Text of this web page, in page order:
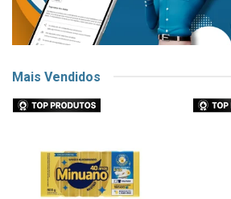
Mais Vendidos